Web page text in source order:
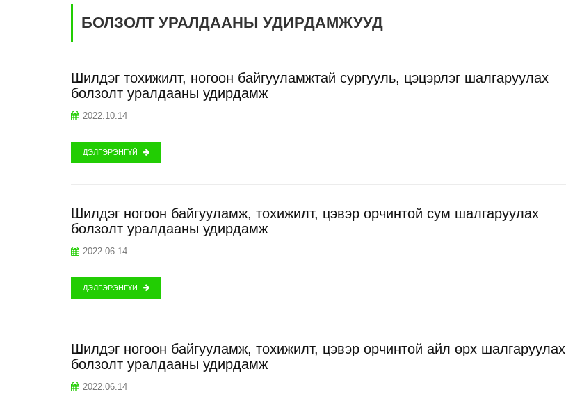
БОЛЗОЛТ УРАЛДААНЫ УДИРДАМЖУУД
Шилдэг тохижилт, ногоон байгууламжтай сургууль, цэцэрлэг шалгаруулах
болзолт уралдааны удирдамж
2022.10.14
ДЭЛГЭРЭНГҮЙ
Шилдэг ногоон байгууламж, тохижилт, цэвэр орчинтой сум шалгаруулах
болзолт уралдааны удирдамж
2022.06.14
ДЭЛГЭРЭНГҮЙ
Шилдэг ногоон байгууламж, тохижилт, цэвэр орчинтой айл өрх шалгаруулах
болзолт уралдааны удирдамж
2022.06.14